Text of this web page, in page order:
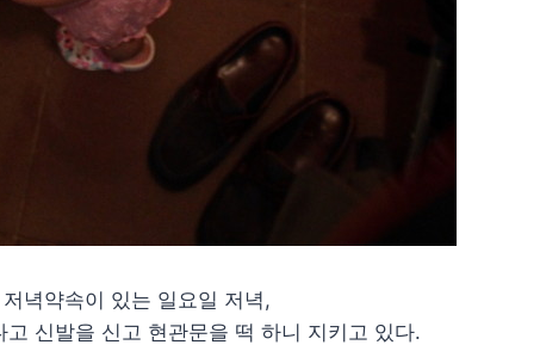
녁약속이 있는 일요일 저녁,
고 신발을 신고 현관문을 떡 하니 지키고 있다.